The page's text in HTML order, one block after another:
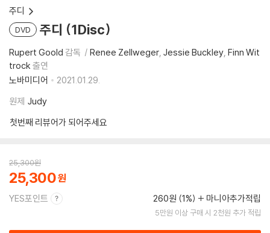
주디
DVD 주디 (1Disc)
Rupert Goold 감독 Renee Zellweger Jessie Buckley Finn Wit
trock출연
노바미디어
2021.01.29.
원제 Judy
첫번째 리뷰어가 되어주세요
25,300원
25,300
YES포인트 260원 (1%) 마니아추가적립
5만원 이상 구매 시 2천원 추가 적립